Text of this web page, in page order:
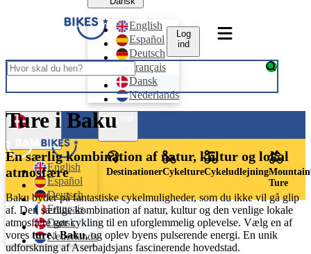
English
Español
Deutsch
Français
Dansk
Nederlands
Log
ind
Dansk
English
Español
Deutsch
Français
Dansk
Nederlands
Log ind
DestinationerCykeltureCykeludlejning
Ture
Ture i Baku
En særlig kombination af natur, kultur og lokal
atmosfære
Baku byder på fantastiske cykelmuligheder, som du ikke vil gå glip
af. Den særlige kombination af natur, kultur og den venlige lokale
atmosfære gør cykling til en uforglemmelig oplevelse. Vælg en af
vores tureiBaku, og oplev byens pulserende energi. En unik
udforskning af Aserbajdsjans fascinerende hovedstad.